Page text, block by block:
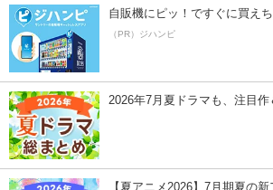
自販機にピッ！ですぐに買え
（PR）ジハンピ
2026年7月夏ドラマも、注目作
【夏アニメ2026】7月期夏の